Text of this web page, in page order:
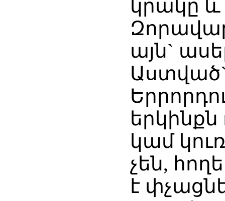
կրակը և
այն`
երկինքն
կամ
չեն,
է